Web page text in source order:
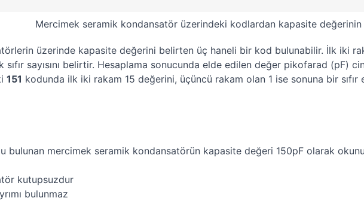
Mercimek seramik kondansatör üzerindeki kodlardan kapasite değerinin
üzerinde kapasite değerini belirten üç haneli bir kod bulunabilir. İlk iki
sayısını belirtir. Hesaplama sonucunda elde edilen değer pikofarad (pF)
151 kodunda ilk iki rakam 15 değerini, üçüncü rakam olan 1 ise sonuna bir
bulunan mercimek seramik kondansatörün kapasite değeri 150pF olarak
kutupsuzdur
bulunmaz